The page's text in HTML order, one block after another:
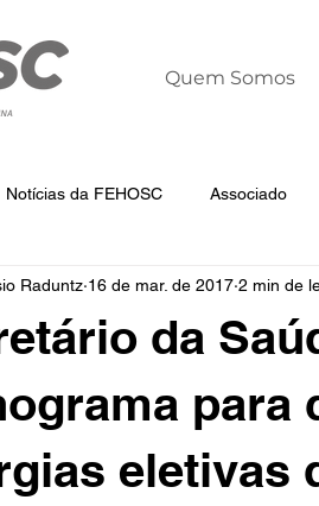
Quem Somos
Notícias da FEHOSC Associado
da AHESC Liderança Dia
da
para
eletivas
Raduntz 16 de mar. de 2017 2 min de